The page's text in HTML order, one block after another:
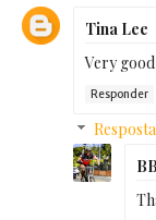
Tina Lee
Very
Responder